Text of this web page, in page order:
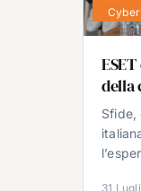
della
Sfide,
31